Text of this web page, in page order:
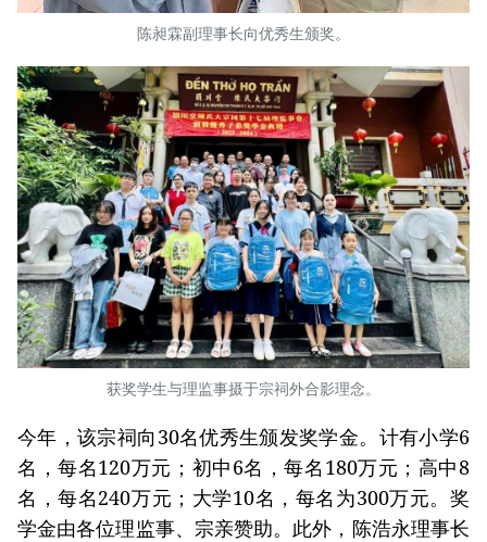
陈昶霖副理事长向优秀生颁奖。
获奖学生与理监事摄于宗祠外合影理念。
今年，该宗祠向30名优秀生颁发奖学金。计有小学6
名，每名120万元；初中6名，每名180万元；高中8
名，每名240万元；大学10名，每名为300万元。奖
学金由各位理监事、宗亲赞助。此外，陈浩永理事长